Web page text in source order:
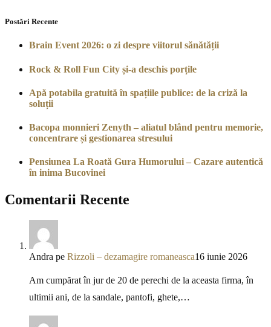
Postări Recente
Brain Event 2026: o zi despre viitorul sănătății
Rock & Roll Fun City și-a deschis porțile
Apă potabila gratuită în spațiile publice: de la criză la
soluții
Bacopa monnieri Zenyth – aliatul blând pentru memorie,
concentrare și gestionarea stresului
Pensiunea La Roată Gura Humorului – Cazare autentică
în inima Bucovinei
Comentarii Recente
Andra pe Rizzoli – dezamagire romaneasca16 iunie 2026
Am cumpărat în jur de 20 de perechi de la aceasta firma, în
ultimii ani, de la sandale, pantofi, ghete,…